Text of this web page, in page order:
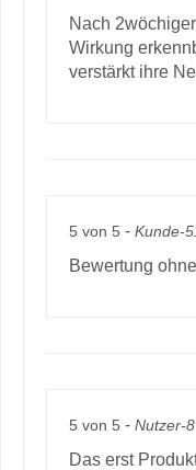
Nach
Wirkung
verstärkt ihre
5 von 5 - Kunde-
Bewertung
5 von 5 - Nutzer-
Das erst